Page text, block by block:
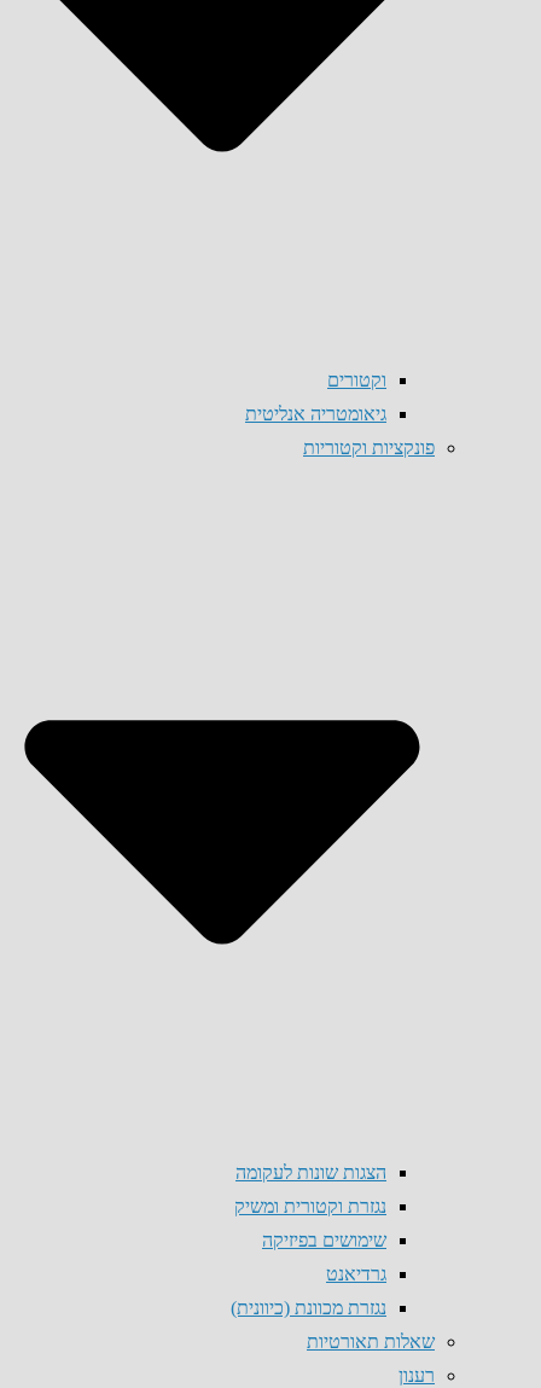
וקטורים
גיאומטריה אנליטית
פונקציות וקטוריות
הצגות שונות לעקומה
נגזרת וקטורית ומשיק
שימושים בפיזיקה
גרדיאנט
נגזרת מכוונת (כיוונית)
שאלות תאורטיות
רענון